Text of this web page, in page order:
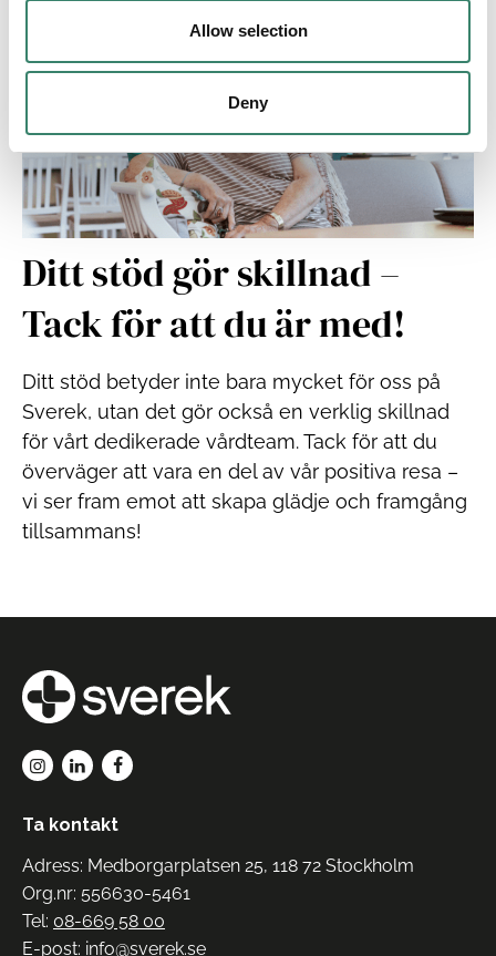
Allow selection
Deny
Ditt stöd gör skillnad –
Tack för att du är med!
Ditt stöd betyder inte bara mycket för oss på
Sverek, utan det gör också en verklig skillnad
för vårt dedikerade vårdteam. Tack för att du
överväger att vara en del av vår positiva resa –
vi ser fram emot att skapa glädje och framgång
tillsammans!
Ta kontakt
Adress: Medborgarplatsen 25, 118 72 Stockholm
Org.nr: 556630-5461
Tel: 08-669 58 00
E-post: info@sverek.se